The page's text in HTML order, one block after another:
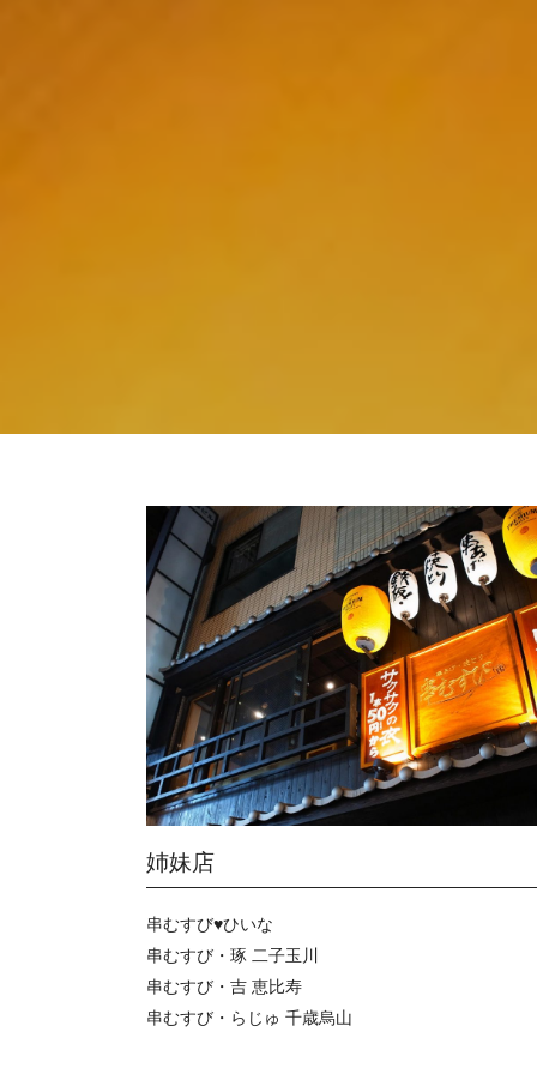
姉妹店
串むすび♥ひいな
串むすび・琢 二子玉川
串むすび・吉 恵比寿
串むすび・らじゅ 千歳烏山